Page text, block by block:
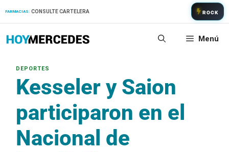
FARMACIAS: CONSULTE CARTELERA ROCK
Menú
Kesseler y Saion
participaron en el
Nacional de